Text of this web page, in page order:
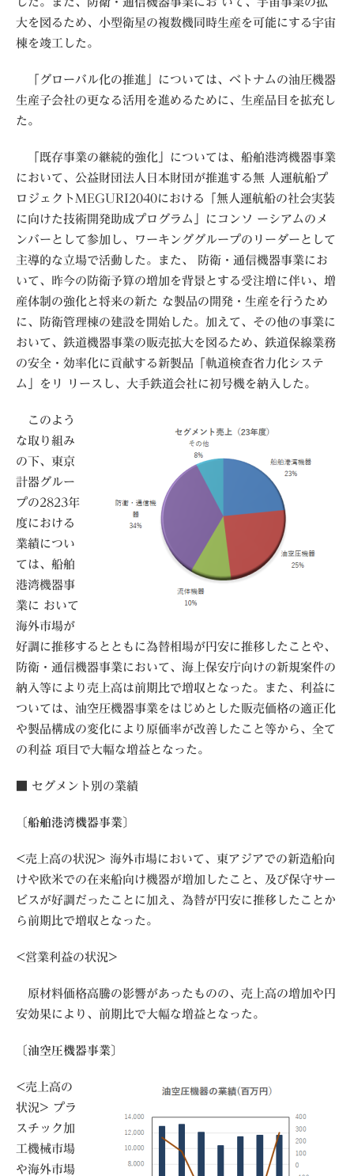
大を図るため、小型衛星の複数機同時生産を可能にする宇宙
棟を竣工した。
「グローバル化の推進」については、ベトナムの油圧機器
生産子会社の更なる活用を進めるために、生産品目を拡充し
た。
「既存事業の継続的強化」については、船舶港湾機器事業
において、公益財団法人日本財団が推進する無 人運航船プ
ロジェクトMEGURI2040における「無人運航船の社会実装
に向けた技術開発助成プログラム」にコンソ ーシアムのメ
ンバーとして参加し、ワーキンググループのリーダーとして
主導的な立場で活動した。また、 防衛・通信機器事業にお
いて、昨今の防衛予算の増加を背景とする受注増に伴い、増
産体制の強化と将来の新た な製品の開発・生産を行うため
に、防衛管理棟の建設を開始した。加えて、その他の事業に
おいて、鉄道機器事業の販売拡大を図るため、鉄道保線業務
の安全・効率化に貢献する新製品「軌道検査省力化システ
ム」をリ リースし、大手鉄道会社に初号機を納入した。
このよう
な取り組み
の下、東京
計器グルー
プの2823年
度における
業績につい
ては、船舶
港湾機器事
業に おいて
海外市場が
好調に推移するとともに為替相場が円安に推移したことや、
防衛・通信機器事業において、海上保安庁向けの新規案件の
納入等により売上高は前期比で増収となった。また、利益に
ついては、油空圧機器事業をはじめとした販売価格の適正化
や製品構成の変化により原価率が改善したこと等から、全て
の利益 項目で大幅な増益となった。
■ セグメント別の業績
〔船舶港湾機器事業〕
<売上高の状況> 海外市場において、東アジアでの新造船向
けや欧米での在来船向け機器が増加したこと、及び保守サー
ビスが好調だったことに加え、為替が円安に推移したことか
ら前期比で増収となった。
<営業利益の状況>
原材料価格高騰の影響があったものの、売上高の増加や円
安効果により、前期比で大幅な増益となった。
〔油空圧機器事業〕
<売上高の
状況> プラ
スチック加
工機械市場
や海外市場